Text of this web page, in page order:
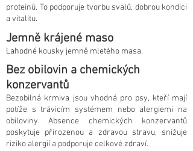
proteinů. To podporuje tvorbu svalů, dobrou kondici
a vitalitu.
Jemně krájené maso
Lahodné kousky jemně mletého masa.
Bez obilovin a chemických
konzervantů
Bezobilná krmiva jsou vhodná pro psy, kteří mají
potíže s trávicím systémem nebo alergiemi na
obiloviny. Absence chemických konzervantů
poskytuje přirozenou a zdravou stravu, snižuje
riziko alergií a podporuje celkové zdraví.